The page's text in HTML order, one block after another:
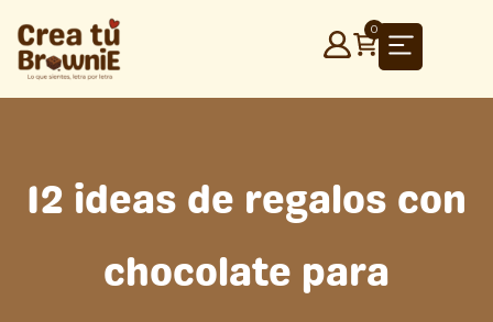
contenido
0
12 ideas de regalos con
chocolate para